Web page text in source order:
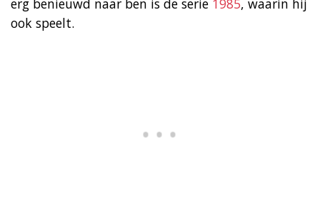
ook speelt.